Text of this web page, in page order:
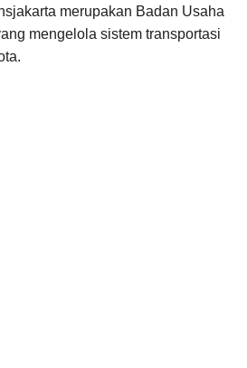
merupakan Badan Usaha
mengelola sistem transportasi